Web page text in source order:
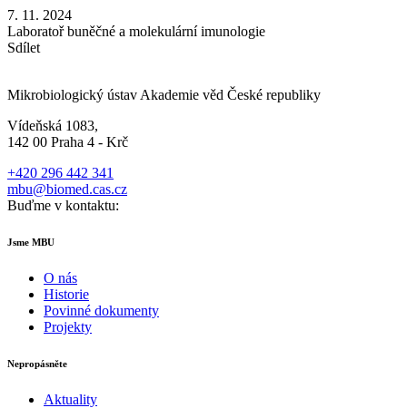
7. 11. 2024
Laboratoř buněčné a molekulární imunologie
Sdílet
Mikrobiologický ústav Akademie věd České republiky
Vídeňská 1083,
142 00 Praha 4 - Krč
+420 296 442 341
mbu@biomed.cas.cz
Buďme v kontaktu:
Jsme MBU
O nás
Historie
Povinné dokumenty
Projekty
Nepropásněte
Aktuality